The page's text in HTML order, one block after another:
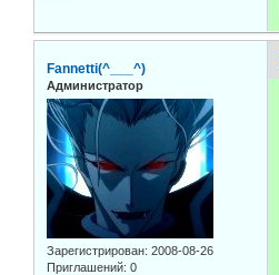
Fannetti(^___^)
Администратор
Зарегистрирован: 2008-08-26
Приглашений: 0